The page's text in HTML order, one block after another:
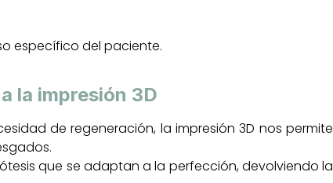
específico del paciente.
la impresión 3D
de regeneración, la impresión 3D nos permite
que se adaptan a la perfección, devolviendo la